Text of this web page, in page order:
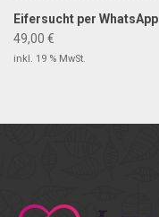
Eifersucht per WhatsApp
49,00 €
inkl. 19 % MwSt.